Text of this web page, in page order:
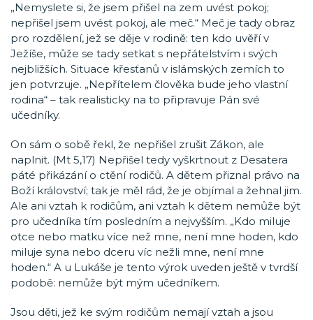
„Nemyslete si, že jsem přišel na zem uvést pokoj;
nepřišel jsem uvést pokoj, ale meč.“ Meč je tady obraz
pro rozdělení, jež se děje v rodině: ten kdo uvěří v
Ježíše, může se tady setkat s nepřátelstvím i svých
nejbližších. Situace křesťanů v islámských zemích to
jen potvrzuje. „Nepřítelem člověka bude jeho vlastní
rodina“ – tak realisticky na to připravuje Pán své
učedníky.
On sám o sobě řekl, že nepřišel zrušit Zákon, ale
naplnit. (Mt 5,17) Nepřišel tedy vyškrtnout z Desatera
páté přikázání o ctění rodičů. A dětem přiznal právo na
Boží království; tak je měl rád, že je objímal a žehnal jim.
Ale ani vztah k rodičům, ani vztah k dětem nemůže být
pro učedníka tím posledním a nejvyšším. „Kdo miluje
otce nebo matku více než mne, není mne hoden, kdo
miluje syna nebo dceru víc nežli mne, není mne
hoden.“ A u Lukáše je tento výrok uveden ještě v tvrdší
podobě: nemůže být mým učedníkem.
Jsou děti, jež ke svým rodičům nemají vztah a jsou